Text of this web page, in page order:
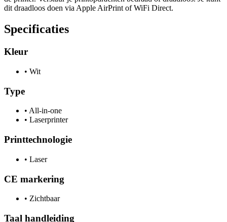
dit draadloos doen via Apple AirPrint of WiFi Direct.
Specificaties
Kleur
• Wit
Type
• All-in-one
• Laserprinter
Printtechnologie
• Laser
CE markering
• Zichtbaar
Taal handleiding